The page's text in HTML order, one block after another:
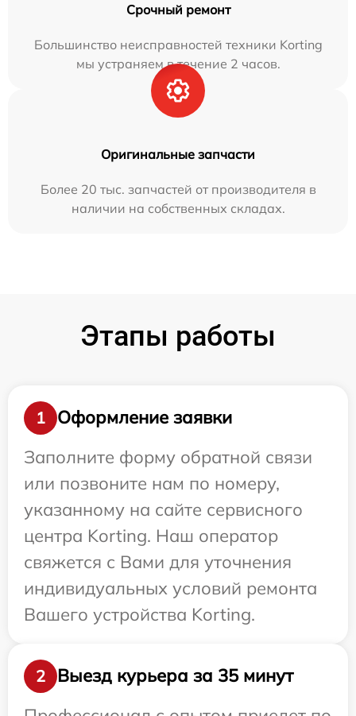
Срочный ремонт
Большинство неисправностей техники Korting
мы устраняем в течение 2 часов.
Оригинальные запчасти
Более 20 тыс. запчастей от производителя в
наличии на собственных складах.
Этапы работы
1
Оформление заявки
Заполните форму обратной связи
или позвоните нам по номеру,
указанному на сайте сервисного
центра Korting. Наш оператор
свяжется с Вами для уточнения
индивидуальных условий ремонта
Вашего устройства Korting.
2
Выезд курьера за 35 минут